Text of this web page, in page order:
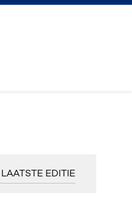
EDITIE